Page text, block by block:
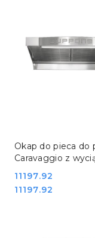
Okap do pieca do
Caravaggio z
KCR535AS
Cena:
11197.92
Cena:
11197.92